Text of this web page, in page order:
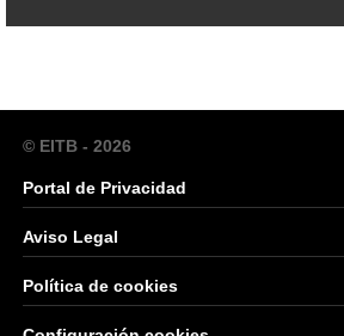
© EITB - 2026
Portal de Privacidad
Aviso Legal
Política de cookies